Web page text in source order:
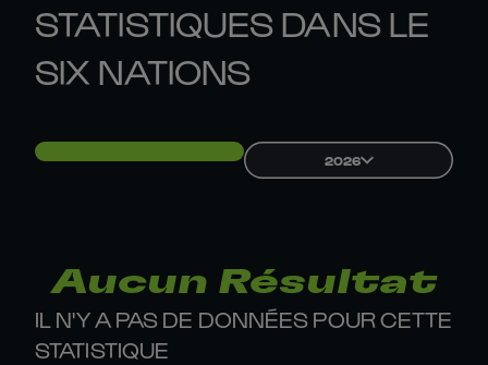
STATISTIQUES DANS LE
SIX NATIONS
2026
Aucun Résultat
IL N'Y A PAS DE DONNÉES POUR CETTE
STATISTIQUE